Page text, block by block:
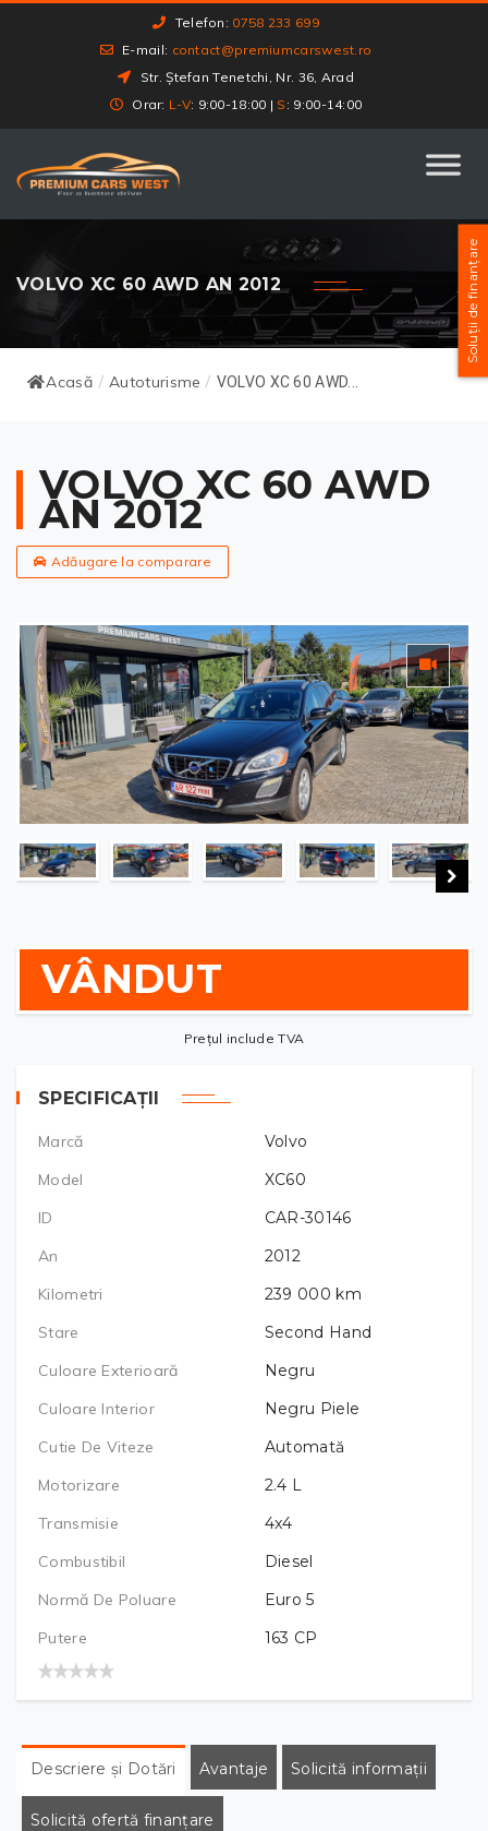
Telefon: 0758 233 699
E-mail: contact@premiumcarswest.ro
Str. Ștefan Tenetchi, Nr. 36, Arad
Orar: L-V: 9:00-18:00 | S : 9:00-14:00
VOLVO XC 60 AWD AN 2012
Acasă / Autoturisme / VOLVO XC 60 AWD...
VOLVO XC 60 AWD
AN 2012
Adăugare la comparare
VÂNDUT
Prețul include TVA
SPECIFICAȚII
Marcă
Volvo
Model
XC60
ID
CAR-30146
An
2012
Kilometri
239 000 km
Stare
Second Hand
Culoare Exterioară
Negru
Culoare Interior
Negru Piele
Cutie De Viteze
Automată
Motorizare
2.4 L
Transmisie
4x4
Combustibil
Diesel
Normă De Poluare
Euro 5
Putere
163 CP
Descriere și Dotări Avantaje Solicită informații
Solicită ofertă finanțare
Soluții de finanțare